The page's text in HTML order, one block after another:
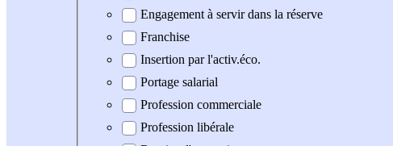
Engagement à servir dans la réserve
Franchise
Insertion par l'activ.éco.
Portage salarial
Profession commerciale
Profession libérale